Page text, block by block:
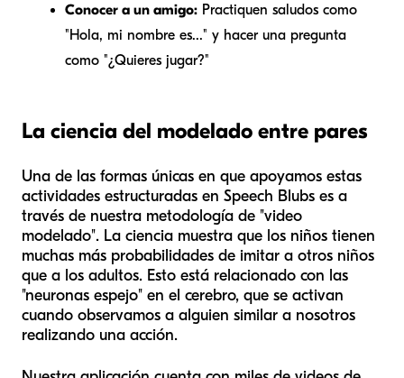
Conocer a un amigo: Practiquen saludos como
"Hola, mi nombre es..." y hacer una pregunta
como "¿Quieres jugar?"
La ciencia del modelado entre pares
Una de las formas únicas en que apoyamos estas
actividades estructuradas en Speech Blubs es a
través de nuestra metodología de "video
modelado". La ciencia muestra que los niños tienen
muchas más probabilidades de imitar a otros niños
que a los adultos. Esto está relacionado con las
"neuronas espejo" en el cerebro, que se activan
cuando observamos a alguien similar a nosotros
realizando una acción.